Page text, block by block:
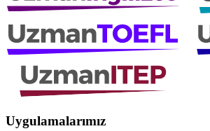
Uygulamalarımız